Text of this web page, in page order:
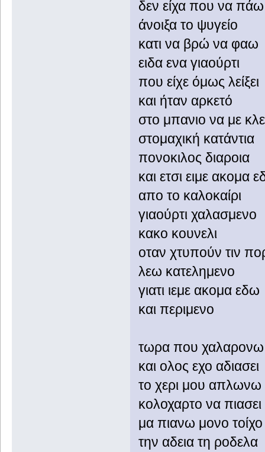
δεν είχα που να πάω
άνοιξα το ψυγείο
κατι να βρώ να φαω
ειδα ενα γιαούρτι
που είχε όμως λείξει
και ήταν αρκετό
στο μπανιο να με
στομαχική κατάντια
πονοκιλος διαροια
και ετσι ειμε ακομα
απο το καλοκαίρι
γιαούρτι χαλασμενο
κακο κουνελι
οταν χτυπούν τιν
λεω κατελημενο
γιατι ιεμε ακομα εδω
και περιμενο
τωρα που χαλαρονω
και ολος εχο αδιασει
το χερι μου απλωνω
κολοχαρτο να πιασει
μα πιανω μονο τοίχο
την αδεια τη ροδελα